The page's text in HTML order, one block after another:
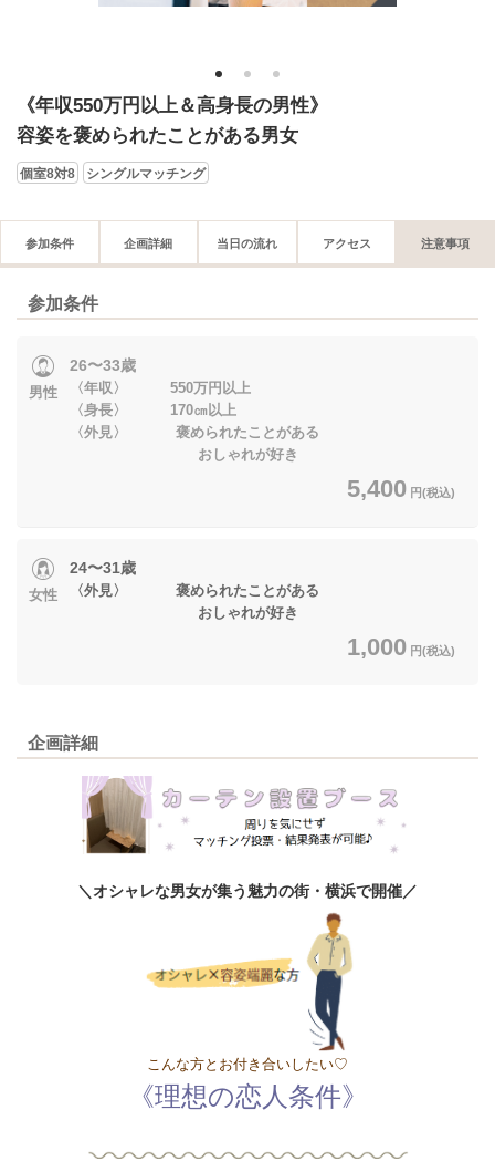
1 2 3
《年収550万円以上＆高身長の男性》
容姿を褒められたことがある男女
個室8対8 シングルマッチング
参加条件 企画詳細 当日の流れ アクセス 注意事項
参加条件
男性
26〜33歳
〈年収〉 550万円以上
〈身長〉 170㎝以上
〈外見〉 褒められたことがある
おしゃれが好き
5,400 円(税込)
女性
24〜31歳
〈外見〉 褒められたことがある
おしゃれが好き
1,000 円(税込)
企画詳細
＼オシャレな男女が集う魅力の街・横浜で開催／
こんな方とお付き合いしたい♡
《理想の恋人条件》